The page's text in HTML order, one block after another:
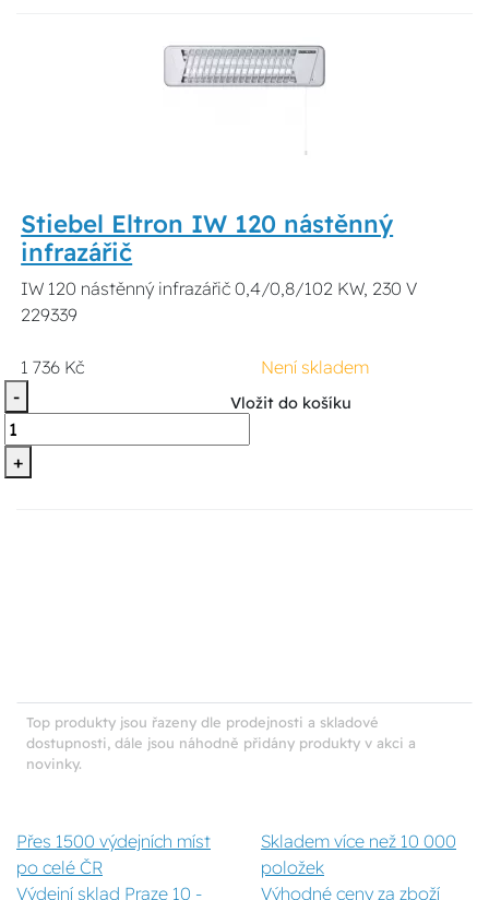
Stiebel Eltron IW 120 nástěnný
infrazářič
IW 120 nástěnný infrazářič 0,4/0,8/102 KW, 230 V
229339
1 736 Kč
Není skladem
-
+
Vložit do košíku
Top produkty jsou řazeny dle prodejnosti a skladové
dostupnosti, dále jsou náhodně přidány produkty v akci a
novinky.
Přes 1500 výdejních míst
po celé ČR
Skladem více než 10 000
položek
Výdejní sklad Praze 10 -
Výhodné ceny za zboží